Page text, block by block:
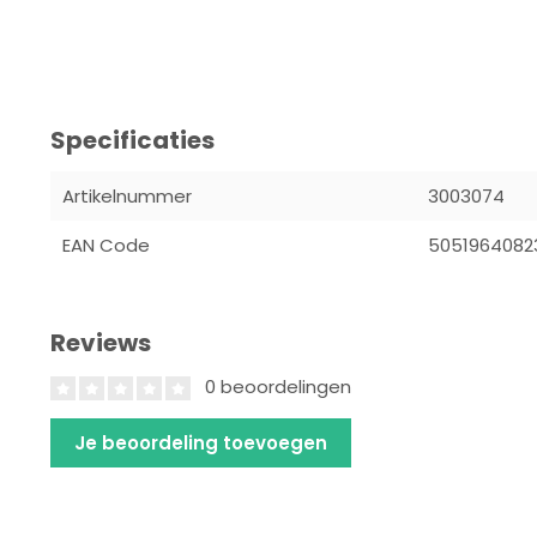
Specificaties
Artikelnummer
3003074
EAN Code
Reviews
0 beoordelingen
Je beoordeling toevoegen